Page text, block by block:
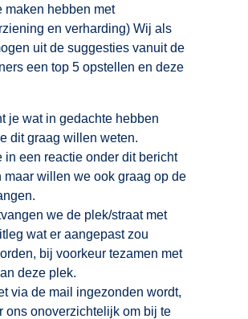
maken hebben met
en verharding) Wij als
uit de suggesties vanuit de
een top 5 opstellen en deze
je wat in gedachte hebben
dit graag willen weten.
in een reactie onder dit bericht
maar willen we ook graag op de
we de plek/straat met
wat er aangepast zou
bij voorkeur tezamen met
deze plek.
via de mail ingezonden wordt,
ons onoverzichtelijk om bij te